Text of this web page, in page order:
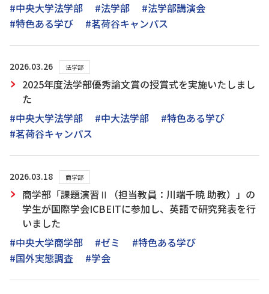
#中央大学法学部
#法学部
#法学部講演会
#特色ある学び
#茗荷谷キャンパス
2026.03.26 法学部
2025年度法学部優秀論文賞の授賞式を実施いたしまし
た
#中央大学法学部
#中大法学部
#特色ある学び
#茗荷谷キャンパス
2026.03.18 商学部
商学部「課題演習Ⅱ（担当教員：川端千暁 助教）」の
学生が国際学会ICBEITに参加し、英語で研究発表を行
いました
#中央大学商学部
#ゼミ
#特色ある学び
#国外実態調査
#学会